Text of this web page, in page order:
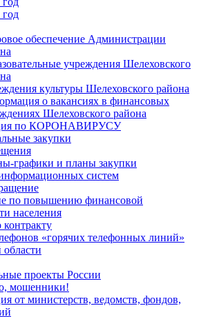
год
обеспечение Администрации
учреждения Шелеховского
культуры Шелеховского района
о вакансиях в финансовых
Шелеховского района
по КОРОНАВИРУСУ
закупки
графики и планы закупки
систем
по повышению финансовой
населения
«горячих телефонных линий»
проекты России
мошенники!
от министерств, ведомств, фондов,